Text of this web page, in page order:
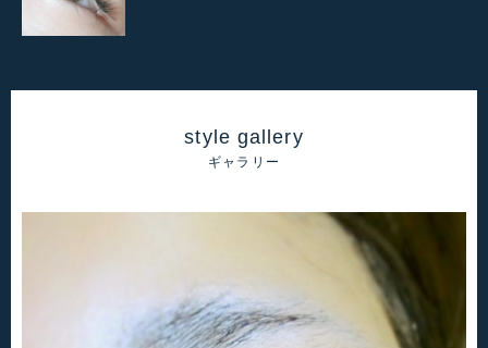
style gallery
ギャラリー